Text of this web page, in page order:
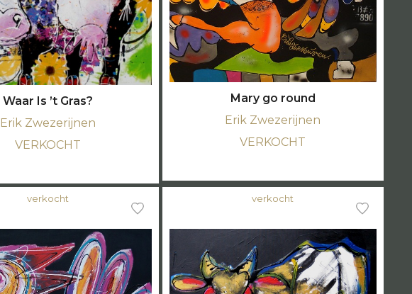
Waar Is ’t Gras?
Erik Zwezerijnen
VERKOCHT
Mary go round
Erik Zwezerijnen
VERKOCHT
verkocht verkocht